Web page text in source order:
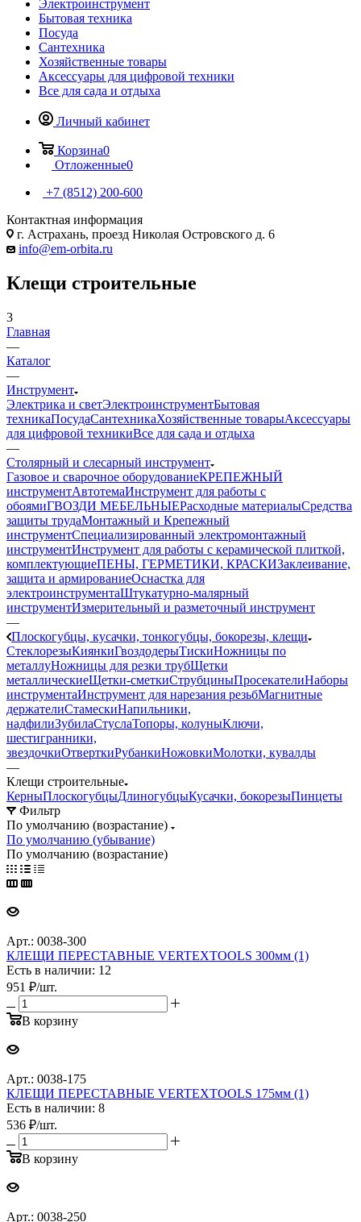
Электроинструмент
Бытовая техника
Посуда
Сантехника
Хозяйственные товары
Аксессуары для цифровой техники
Все для сада и отдыха
Личный кабинет
Корзина0
Отложенные0
+7 (8512) 200-600
Контактная информация
г. Астрахань, проезд Николая Островского д. 6
info@em-orbita.ru
Клещи строительные
3
Главная
—
Каталог
—
Инструмент
Электрика и светЭлектроинструментБытовая
техникаПосудаСантехникаХозяйственные товарыАксессуары
для цифровой техникиВсе для сада и отдыха
—
Столярный и слесарный инструмент
Газовое и сварочное оборудованиеКРЕПЕЖНЫЙ
инструментАвтотемаИнструмент для работы с
обоямиГВОЗДИ МЕБЕЛЬНЫЕРасходные материалыСредства
защиты трудаМонтажный и Крепежный
инструментСпециализированный электромонтажный
инструментИнструмент для работы с керамической плиткой,
комплектующиеПЕНЫ, ГЕРМЕТИКИ, КРАСКИЗаклеивание,
защита и армированиеОснастка для
электроинструментаШтукатурно-малярный
инструментИзмерительный и разметочный инструмент
—
Плоскогубцы, кусачки, тонкогубцы, бокорезы, клещи
СтеклорезыКиянкиГвоздодерыТискиНожницы по
металлуНожницы для резки трубЩетки
металлическиеЩетки-сметкиСтрубциныПросекателиНаборы
инструментаИнструмент для нарезания резьбМагнитные
держателиСтамескиНапильники,
надфилиЗубилаСтуслаТопоры, колуныКлючи,
шестигранники,
звездочкиОтверткиРубанкиНожовкиМолотки, кувалды
—
Клещи строительные
КерныПлоскогубцыДлиногубцыКусачки, бокорезыПинцеты
Фильтр
По умолчанию (возрастание)
По умолчанию (убывание)
По умолчанию (возрастание)
Арт.: 0038-300
КЛЕЩИ ПЕРЕСТАВНЫЕ VERTEXTOOLS 300мм (1)
Есть в наличии: 12
951 ₽/шт.
В корзину
Арт.: 0038-175
КЛЕЩИ ПЕРЕСТАВНЫЕ VERTEXTOOLS 175мм (1)
Есть в наличии: 8
536 ₽/шт.
В корзину
Арт.: 0038-250